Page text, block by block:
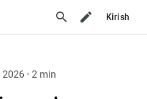
search Kirish
2026 · 2 min